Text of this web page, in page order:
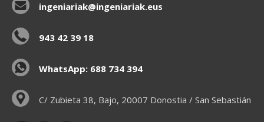
ingeniariak@ingeniariak.eus
943 42 39 18
WhatsApp: 688 734 394
C/ Zubieta 38, Bajo, 20007 Donostia / San Sebastián